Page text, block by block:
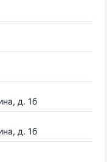
д. 1б
д. 1б